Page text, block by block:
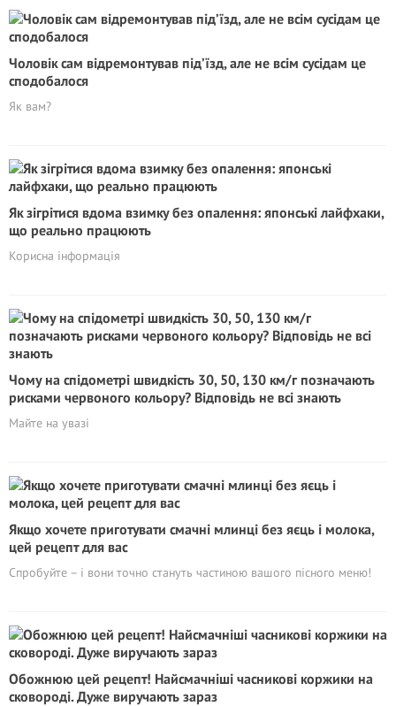
Чоловік сам відремонтував під’їзд, але не всім сусідам це
сподобалося
Як вам?
Як зігрітися вдома взимку без опалення: японські лайфхаки,
що реально працюють
Корисна інформація
Чому на спідометрі швидкість 30, 50, 130 км/г позначають
рисками червоного кольору? Відповідь не всі знають
Майте на увазі
Якщо хочете приготувати смачні млинці без яєць і молока,
цей рецепт для вас
Спробуйте – і вони точно стануть частиною вашого пісного меню!
Обожнюю цей рецепт! Найсмачніші часникові коржики на
сковороді. Дуже виручають зараз